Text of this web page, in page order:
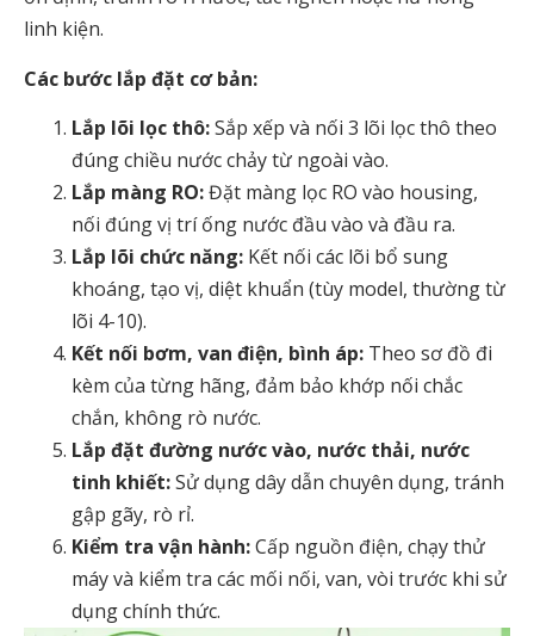
linh kiện.
Các bước lắp đặt cơ bản:
Lắp lõi lọc thô:Sắp xếp và nối 3 lõi lọc thô theo
đúng chiều nước chảy từ ngoài vào.
Lắp màng RO:Đặt màng lọc RO vào housing,
nối đúng vị trí ống nước đầu vào và đầu ra.
Lắp lõi chức năng: Kết nối các lõi bổ sung
khoáng, tạo vị, diệt khuẩn (tùy model, thường từ
lõi 4-10).
Kết nối bơm, van điện, bình áp: Theo sơ đồ đi
kèm của từng hãng, đảm bảo khớp nối chắc
chắn, không rò nước.
Lắp đặt đường nước vào, nước thải, nước
tinh khiết:Sử dụng dây dẫn chuyên dụng, tránh
gập gãy, rò rỉ.
Kiểm tra vận hành:Cấp nguồn điện, chạy thử
máy và kiểm tra các mối nối, van, vòi trước khi sử
dụng chính thức.